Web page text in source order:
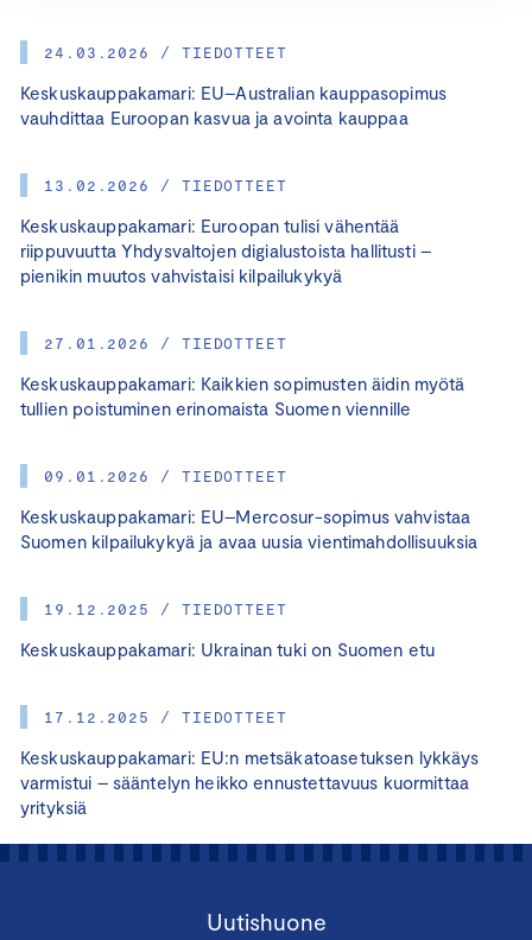
24.03.2026 / TIEDOTTEET
Keskuskauppakamari: EU–Australian kauppasopimus
vauhdittaa Euroopan kasvua ja avointa kauppaa
13.02.2026 / TIEDOTTEET
Keskuskauppakamari: Euroopan tulisi vähentää
riippuvuutta Yhdysvaltojen digialustoista hallitusti –
pienikin muutos vahvistaisi kilpailukykyä
27.01.2026 / TIEDOTTEET
Keskuskauppakamari: Kaikkien sopimusten äidin myötä
tullien poistuminen erinomaista Suomen viennille
09.01.2026 / TIEDOTTEET
Keskuskauppakamari: EU–Mercosur-sopimus vahvistaa
Suomen kilpailukykyä ja avaa uusia vientimahdollisuuksia
19.12.2025 / TIEDOTTEET
Keskuskauppakamari: Ukrainan tuki on Suomen etu
17.12.2025 / TIEDOTTEET
Keskuskauppakamari: EU:n metsäkatoasetuksen lykkäys
varmistui – sääntelyn heikko ennustettavuus kuormittaa
yrityksiä
Uutishuone